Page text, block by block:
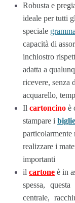
Robusta e
ideale per tutti
speciale
capacità di
inchiostro
adatta a
ricevere, senza
acquarello,
Il cartoncino è
stampare i
particolarmente
realizzare i
importanti
ilcartone è in
spessa,
centrale,